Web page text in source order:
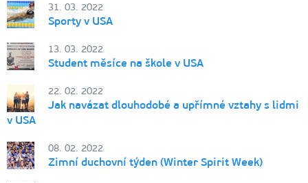
31. 03. 2022
Sporty v USA
13. 03. 2022
Student měsíce na škole v USA
22. 02. 2022
Jak navázat dlouhodobé a upřímné vztahy s lidmi
v USA
08. 02. 2022
Zimní duchovní týden (Winter Spirit Week)